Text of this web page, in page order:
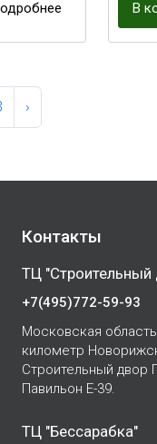
В
›
Контакты
ТЦ "Строительный
+7(495)772-59-93
Московская
километр
Строительный двор
Павильон Е-39.
ТЦ "Бессарабка"